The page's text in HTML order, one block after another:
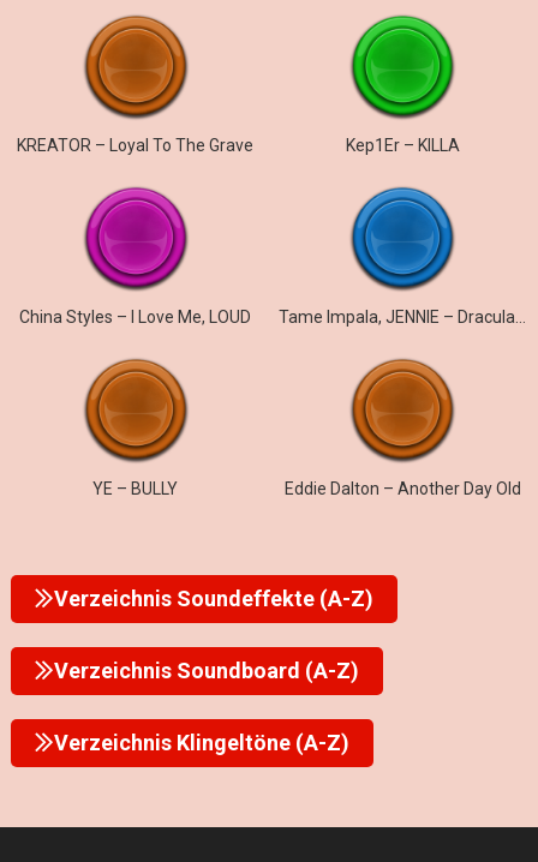
KREATOR – Loyal To The Grave Kep1Er – KILLA
China Styles – I Love Me, LOUD
YE – BULLY Eddie Dalton – Another Day Old
Verzeichnis Soundeffekte (A-Z)
Verzeichnis Soundboard (A-Z)
Verzeichnis Klingeltöne (A-Z)